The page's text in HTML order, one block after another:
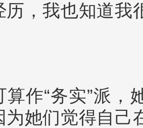
历，我也知道我
算作“务实”派，
为她们觉得自己